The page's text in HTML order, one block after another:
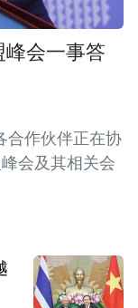
会一事答
合作伙伴正在协
会及其相关会